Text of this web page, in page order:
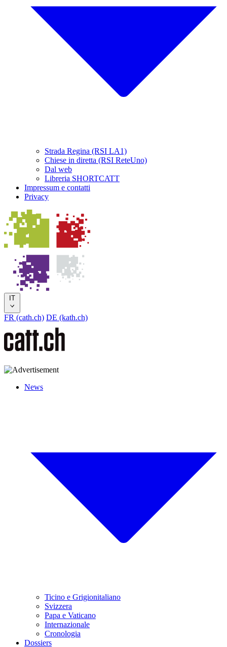
Strada Regina (RSI LA1)
Chiese in diretta (RSI ReteUno)
Dal web
Libreria SHORTCATT
Impressum e contatti
Privacy
IT
FR (cath.ch) DE (kath.ch)
News
Ticino e Grigionitaliano
Svizzera
Papa e Vaticano
Internazionale
Cronologia
Dossiers